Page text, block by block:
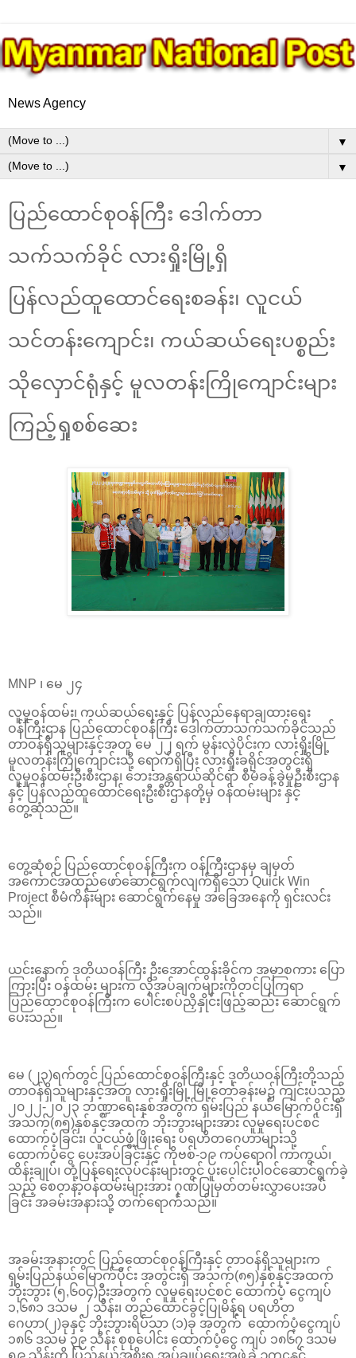
News Agency
▼
▼
ပြည်ထောင်စုဝန်ကြီး ဒေါက်တာ
သက်သက်ခိုင် လားရှိုးမြို့ရှိ
ပြန်လည်ထူထောင်ရေးစခန်း၊ လူငယ်
သင်တန်းကျောင်း၊ ကယ်ဆယ်ရေးပစ္စည်း
သိုလှောင်ရုံနှင့် မူလတန်းကြိုကျောင်းများ
ကြည့်ရှုစစ်ဆေး
MNP ၊ မေ ၂၄
လူမှုဝန်ထမ်း၊ ကယ်ဆယ်ရေးနှင့် ပြန်လည်နေရာချထားရေး
ဝန်ကြီးဌာန ပြည်ထောင်စုဝန်ကြီး ဒေါက်တာသက်သက်ခိုင်သည်
တာဝန်ရှိသူများနှင့်အတူ မေ ၂၂ ရက် မွန်းလွဲပိုင်းက လားရှိုးမြို့
မူလတန်းကြိုကျောင်းသို့ ရောက်ရှိပြီး လားရှိုးခရိုင်အတွင်းရှိ
လူမှုဝန်ထမ်းဦးစီးဌာန၊ ဘေးအန္တရာယ်ဆိုင်ရာ စီမံခန့်ခွဲမှုဦးစီးဌာန
နှင့် ပြန်လည်ထူထောင်ရေးဦးစီးဌာနတို့မှ ဝန်ထမ်းများ နှင့်
တွေ့ဆုံသည်။
တွေ့ဆုံစဉ် ပြည်ထောင်စုဝန်ကြီးက ဝန်ကြီးဌာနမှ ချမှတ်
အကောင်အထည်ဖော်ဆောင်ရွက်လျက်ရှိသော Quick Win
Project စီမံကိန်းများ ဆောင်ရွက်နေမှု အခြေအနေကို ရှင်းလင်း
သည်။
ယင်းနောက် ဒုတိယဝန်ကြီး ဦးအောင်ထွန်းခိုင်က အမှာစကား ပြော
ကြားပြီး ဝန်ထမ်း များက လိုအပ်ချက်များကိုတင်ပြကြရာ
ပြည်ထောင်စုဝန်ကြီးက ပေါင်းစပ်ညှိနှိုင်းဖြည့်ဆည်း ဆောင်ရွက်
ပေးသည်။
မေ (၂၃)ရက်တွင် ပြည်ထောင်စုဝန်ကြီးနှင့် ဒုတိယဝန်ကြီးတို့သည်
တာဝန်ရှိသူများနှင့်အတူ လားရှိုးမြို့ မြို့တော်ခန်းမ၌ ကျင်းပသည့်
၂၀၂၂-၂၀၂၃ ဘဏ္ဍာရေးနှစ်အတွက် ရှမ်းပြည် နယ်မြောက်ပိုင်းရှိ
အသက်(၈၅)နှစ်နှင့်အထက် ဘိုးဘွားများအား လူမှုရေးပင်စင်
ထောက်ပံ့ခြင်း၊ လူငယ်ဖွံ့ဖြိုးရေး ပရဟိတဂေဟာများသို့
ထောက်ပံ့ငွေ ပေးအပ်ခြင်းနှင့် ကိုဗစ်-၁၉ ကပ်ရောဂါ ကာကွယ်၊
ထိန်းချုပ်၊ တုံ့ပြန်ရေးလုပ်ငန်းများတွင် ပူးပေါင်းပါဝင်ဆောင်ရွက်ခဲ့
သည့် စေတနာ့ဝန်ထမ်းများအား ဂုဏ်ပြုမှတ်တမ်းလွှာပေးအပ်
ခြင်း အခမ်းအနားသို့ တက်ရောက်သည်။
အခမ်းအနားတွင် ပြည်ထောင်စုဝန်ကြီးနှင့် တာဝန်ရှိသူများက
ရှမ်းပြည်နယ်မြောက်ပိုင်း အတွင်းရှိ အသက်(၈၅)နှစ်နှင့်အထက်
ဘိုးဘွား (၅,၆၀၄)ဦးအတွက် လူမှုရေးပင်စင် ထောက်ပံ့ ငွေကျပ်
၁,၆၈၁ ဒသမ ၂ သိန်း၊ တည်ထောင်ခွင့်ပြုမိန့်ရ ပရဟိတ
ဂေဟာ(၂)ခုနှင့် ဘိုးဘွားရိပ်သာ (၁)ခု အတွက် ထောက်ပံ့ငွေကျပ်
၁၈၆ ဒသမ ၃၉ သိန်း စုစုပေါင်း ထောက်ပံ့ငွေ ကျပ် ၁၈၆၇ ဒသမ
၅၉ သိန်းကို ပြည်နယ်အစိုးရ အုပ်ချုပ်ရေးအဖွဲ့ခွဲ ဥက္ကဋ္ဌနှင့်